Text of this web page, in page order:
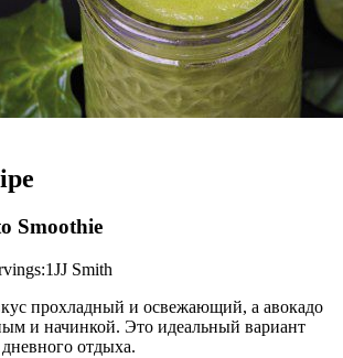
Smoothie
Smith
прохладный и освежающий, а авокадо
и начинкой. Это идеальный вариант
отдыха.